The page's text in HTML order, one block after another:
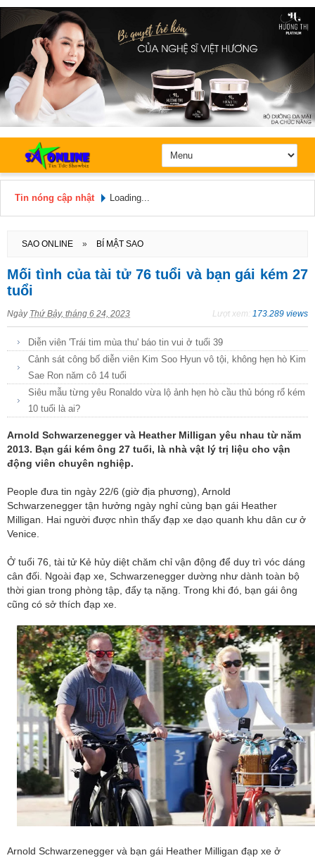
Tin nóng cập nhật Loading...
SAO ONLINE » BÍ MẬT SAO
Mối tình của tài tử 76 tuổi và bạn gái kém 27
tuổi
Ngày Thứ Bảy, tháng 6 24, 2023 Lượt xem: 173.289 views
Diễn viên 'Trái tim mùa thu' báo tin vui ở tuổi 39
Cảnh sát công bố diễn viên Kim Soo Hyun vô tội, không hẹn hò Kim
Sae Ron năm cô 14 tuổi
Siêu mẫu từng yêu Ronaldo vừa lộ ảnh hẹn hò cầu thủ bóng rổ kém
10 tuổi là ai?
Arnold Schwarzenegger và Heather Milligan yêu nhau từ năm
2013. Bạn gái kém ông 27 tuổi, là nhà vật lý trị liệu cho vận
động viên chuyên nghiệp.
People đưa tin ngày 22/6 (giờ địa phương), Arnold
Schwarzenegger tận hưởng ngày nghỉ cùng bạn gái Heather
Milligan. Hai người được nhìn thấy đạp xe dạo quanh khu dân cư ở
Venice.
Ở tuổi 76, tài tử Kẻ hủy diệt chăm chỉ vận động để duy trì vóc dáng
cân đối. Ngoài đạp xe, Schwarzenegger dường như dành toàn bộ
thời gian trong phòng tập, đẩy tạ nặng. Trong khi đó, bạn gái ông
cũng có sở thích đạp xe.
Arnold Schwarzenegger và bạn gái Heather Milligan đạp xe ở